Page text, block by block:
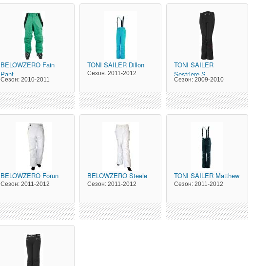
BELOWZERO Fain
Pant
Сезон:2010-2011
TONI SAILER Dillon
Сезон:2011-2012
TONI SAILER
Sestriere S
Сезон:2009-2010
BELOWZERO Forun
Сезон:2011-2012
BELOWZERO Steele
Сезон:2011-2012
TONI SAILER Matthew
Сезон:2011-2012